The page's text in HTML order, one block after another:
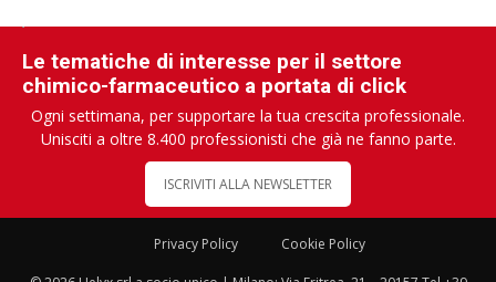
Le tematiche di interesse per il settore
chimico-farmaceutico a portata di click
Ogni settimana, per supportare la tua crescita professionale.
Unisciti a oltre 8.400 professionisti che già ne fanno parte.
ISCRIVITI ALLA NEWSLETTER
Privacy Policy Cookie Policy